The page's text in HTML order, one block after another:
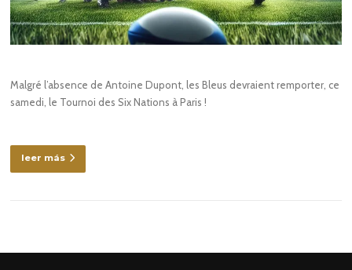
Malgré l’absence de Antoine Dupont, les Bleus devraient remporter, ce
samedi, le Tournoi des Six Nations à Paris !
leer más